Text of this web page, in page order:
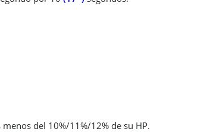
del 10%/11%/12% de su HP.